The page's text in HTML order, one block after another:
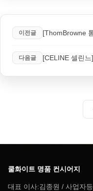
이전글 [ThomBrowne
다음글 [CELINE 셀린
쿨화이트 명품 컨시어지
대표 이사:김종원 / 사업자